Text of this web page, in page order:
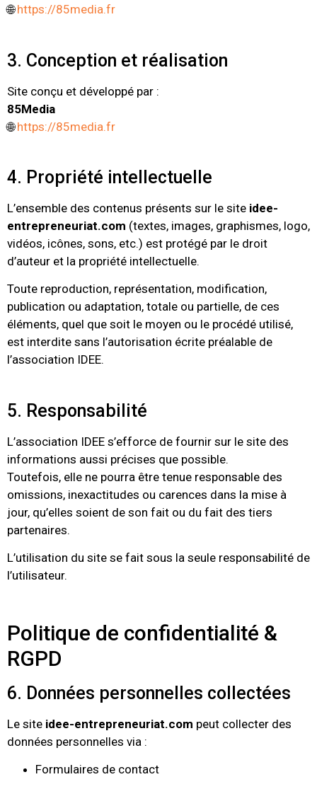
🌐https://85media.fr
3. Conception et réalisation
Site conçu et développé par :
85Media
🌐https://85media.fr
4. Propriété intellectuelle
L’ensemble des contenus présents sur le site idee-
entrepreneuriat.com (textes, images, graphismes, logo,
vidéos, icônes, sons, etc.) est protégé par le droit
d’auteur et la propriété intellectuelle.
Toute reproduction, représentation, modification,
publication ou adaptation, totale ou partielle, de ces
éléments, quel que soit le moyen ou le procédé utilisé,
est interdite sans l’autorisation écrite préalable de
l’association IDEE.
5. Responsabilité
L’association IDEE s’efforce de fournir sur le site des
informations aussi précises que possible.
Toutefois, elle ne pourra être tenue responsable des
omissions, inexactitudes ou carences dans la mise à
jour, qu’elles soient de son fait ou du fait des tiers
partenaires.
L’utilisation du site se fait sous la seule responsabilité de
l’utilisateur.
Politique de confidentialité &
RGPD
6. Données personnelles collectées
Le site idee-entrepreneuriat.com peut collecter des
données personnelles via :
Formulaires de contact